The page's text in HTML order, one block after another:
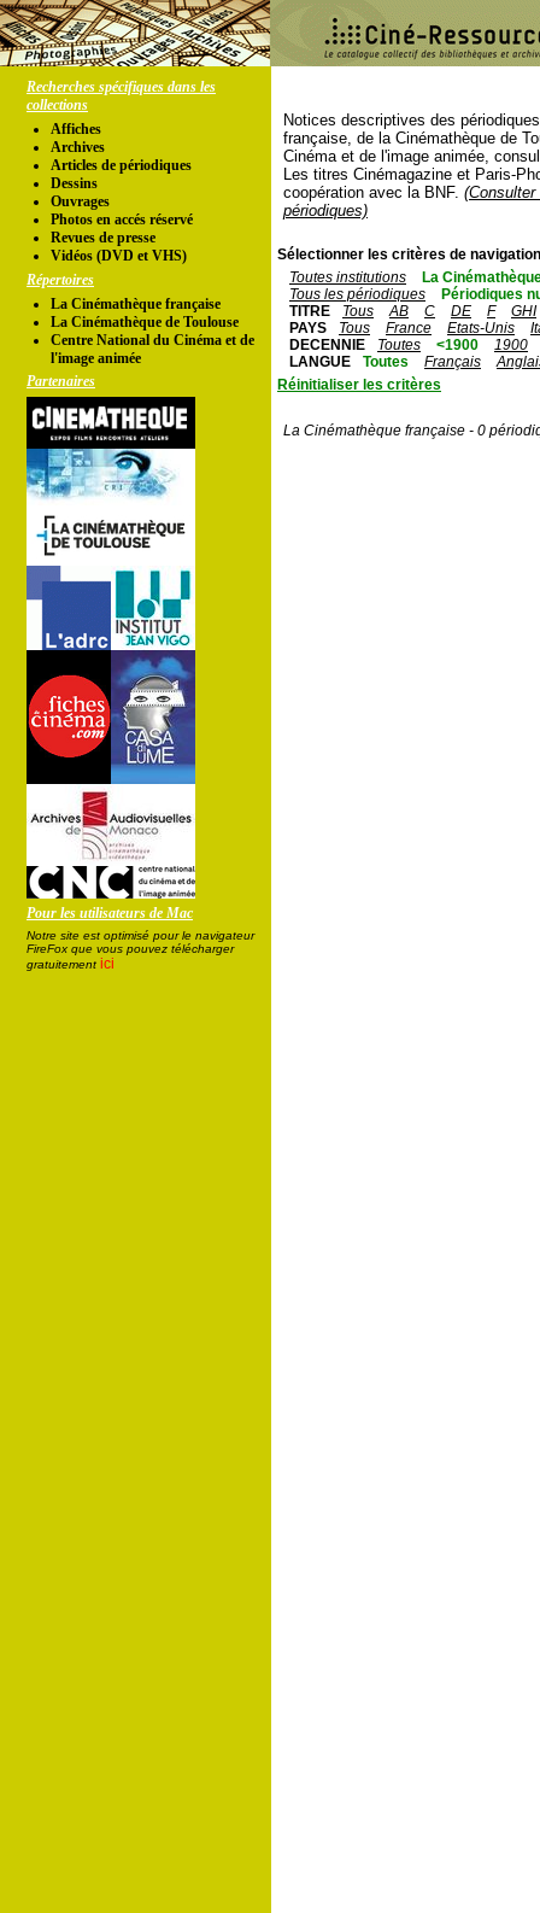
Recherches spécifiques dans les
collections
Affiches
Archives
Articles de périodiques
Dessins
Ouvrages
Photos en accés réservé
Revues de presse
Vidéos (DVD et VHS)
Répertoires
La Cinémathèque française
La Cinémathèque de Toulouse
Centre National du Cinéma et de
l'image animée
Partenaires
Pour les utilisateurs de Mac
Notre site est optimisé pour le navigateur
FireFox que vous pouvez télécharger
gratuitement ici
Notices descriptives des
française, de la Cinémathèque de
Cinéma et de l'image animée,
Les titres Cinémagazine et Paris-
coopération avec la BNF.
périodiques)
Sélectionner les critères de
Toutes institutions
La
Tous les périodiques
Périodiques
TITRE
Tous AB C DE F
GHI
PAYS
Tous France Etats-Unis
DECENNIE
Toutes <1900
1900
LANGUE
Toutes Français
Réinitialiser les critères
La Cinémathèque française - 0